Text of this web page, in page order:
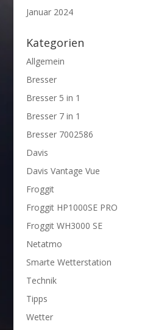
Januar 2024
Kategorien
Allgemein
Bresser
Bresser 5 in 1
Bresser 7 in 1
Bresser 7002586
Davis
Davis Vantage Vue
Froggit
Froggit HP1000SE PRO
Froggit WH3000 SE
Netatmo
Smarte Wetterstation
Technik
Tipps
Wetter